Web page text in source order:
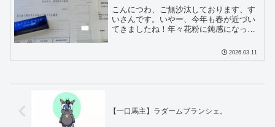
こんにつわ、ご無沙汰しております、す
いさんです。いやー、今年も春が近づい
てきましたね！年々花粉に鈍感になって
きました。それとは別に春近しと言えば
確定申告！もう終わったよという方がほ
2026.03.11
【一口馬主】ラダームブランシェ。